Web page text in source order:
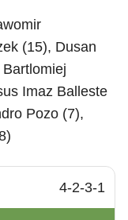
(15), Dusan
Imaz Balleste
Pozo (7),
4-2-3-1